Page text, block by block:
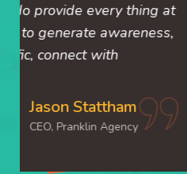
that can do
you need to
drive traffic,
Jason
CEO,